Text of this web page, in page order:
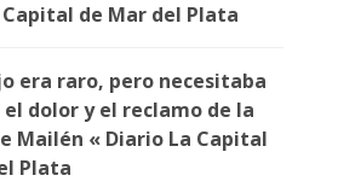
de Mar del Plata
era raro, pero necesitaba
el dolor y el reclamo de la
Mailén « Diario La Capital
Plata